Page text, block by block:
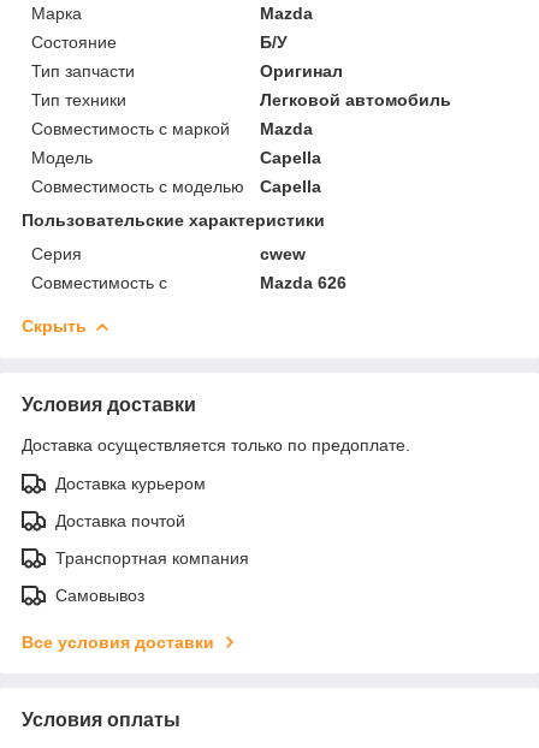
Марка
Mazda
Состояние
Б/У
Тип запчасти
Оригинал
Тип техники
Легковой автомобиль
Совместимость с маркой
Mazda
Модель
Capella
Совместимость с моделью
Capella
Пользовательские характеристики
Серия
cwew
Совместимость с
Mazda 626
Скрыть
Условия доставки
Доставка осуществляется только по предоплате.
Доставка курьером
Доставка почтой
Транспортная компания
Самовывоз
Все условия доставки
Условия оплаты